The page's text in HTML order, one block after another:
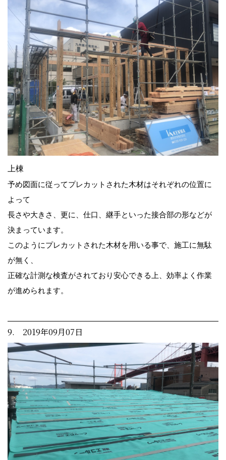
上棟
予め図面に従ってプレカットされた木材はそれぞれの位置に
よって
長さや大きさ、更に、仕口、継手といった接合部の形などが
決まっています。
このようにプレカットされた木材を用いる事で、施工に無駄
が無く、
正確な計測な検査がされており安心できる上、効率よく作業
が進められます。
9. 2019年09月07日